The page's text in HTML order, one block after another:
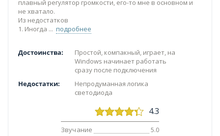
плавный регулятор громкости, его-то мне в основном и
не хватало.
Из недостатков
1. Иногда
подробнее
Достоинства:
Простой, компакный, играет, на
Windows начинает работать
сразу после подключения
Недостатки:
Непродуманная логика
светодиода
4.3
Звучание 5.0